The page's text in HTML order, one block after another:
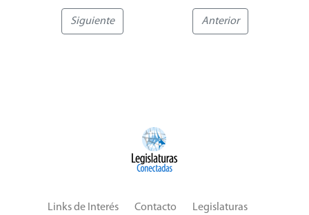
Siguiente Anterior
Links de Interés Contacto Legislaturas